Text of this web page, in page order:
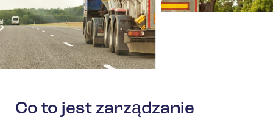
Co to jest zarządzanie